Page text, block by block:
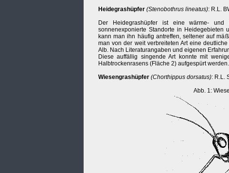
Heidegrashüpfer (Stenobothrus lineatus): R.L.
Der Heidegrashüpfer ist eine wärme- und
sonnenexponierte Standorte in Heidegebieten
kann man ihn häufig antreffen, seltener auf
man von der weit verbreiteten Art eine
Alb. Nach Literaturangaben und eigenen
Diese auffällig singende Art konnte mit
Halbtrockenrasens (Fläche 2) aufgespürt
Wiesengrashüpfer (Chorthippus dorsatus): R.L.
Abb. 1: